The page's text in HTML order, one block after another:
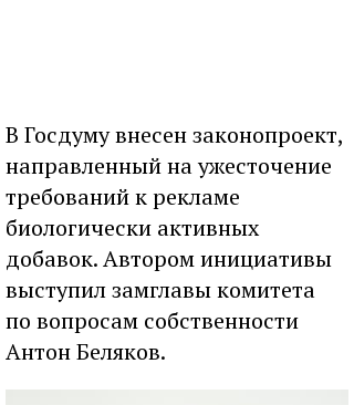
В Госдуму внесен законопроект,
направленный на ужесточение
требований к рекламе
биологически активных
добавок. Автором инициативы
выступил замглавы комитета
по вопросам собственности
Антон Беляков.